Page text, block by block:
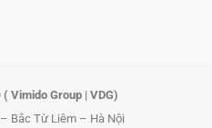
Vimido Group | VDG)
Bắc Từ Liêm – Hà Nội